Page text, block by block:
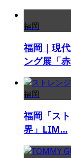
福岡
福岡｜現
ング展「
福岡
福岡「ス
界」LIM...